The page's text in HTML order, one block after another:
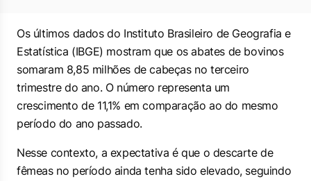
Os últimos dados do Instituto Brasileiro de Geografia e
Estatística (IBGE) mostram que os abates de bovinos
somaram 8,85 milhões de cabeças no terceiro
trimestre do ano. O número representa um
crescimento de 11,1% em comparação ao do mesmo
período do ano passado.
Nesse contexto, a expectativa é que o descarte de
fêmeas no período ainda tenha sido elevado, seguindo